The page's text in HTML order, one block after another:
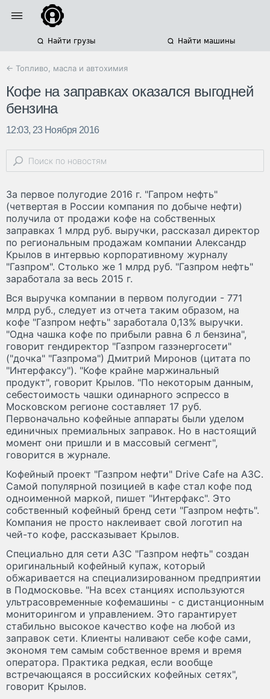
Найти грузы Найти машины
← Топливо, масла и автохимия
Кофе на заправках оказался выгодней
бензина
12:03, 23 Ноября 2016
За первое полугодие 2016 г. "Гапром нефть"
(четвертая в России компания по добыче нефти)
получила от продажи кофе на собственных
заправках 1 млрд руб. выручки, рассказал директор
по региональным продажам компании Александр
Крылов в интервью корпоративному журналу
"Газпром". Столько же 1 млрд руб. "Газпром нефть"
заработала за весь 2015 г.
Вся выручка компании в первом полугодии - 771
млрд руб., следует из отчета таким образом, на
кофе "Газпром нефть" заработала 0,13% выручки.
"Одна чашка кофе по прибыли равна 6 л бензина",
говорит гендиректор "Газпром газэнергосети"
("дочка" "Газпрома") Дмитрий Миронов (цитата по
"Интерфаксу"). "Кофе крайне маржинальный
продукт", говорит Крылов. "По некоторым данным,
себестоимость чашки одинарного эспрессо в
Московском регионе составляет 17 руб.
Первоначально кофейные аппараты были уделом
единичных премиальных заправок. Но в настоящий
момент они пришли и в массовый сегмент",
говорится в журнале.
Кофейный проект "Газпром нефти" Drive Cafe на АЗС.
Самой популярной позицией в кафе стал кофе под
одноименной маркой, пишет "Интерфакс". Это
собственный кофейный бренд сети "Газпром нефть".
Компания не просто наклеивает свой логотип на
чей-то кофе, рассказывает Крылов.
Специально для сети АЗС "Газпром нефть" создан
оригинальный кофейный купаж, который
обжаривается на специализированном предприятии
в Подмосковье. "На всех станциях используются
ультрасовременные кофемашины - с дистанционным
мониторингом и управлением. Это гарантирует
стабильно высокое качество кофе на любой из
заправок сети. Клиенты наливают себе кофе сами,
экономя тем самым собственное время и время
оператора. Практика редкая, если вообще
встречающаяся в российских кофейных сетях",
говорит Крылов.